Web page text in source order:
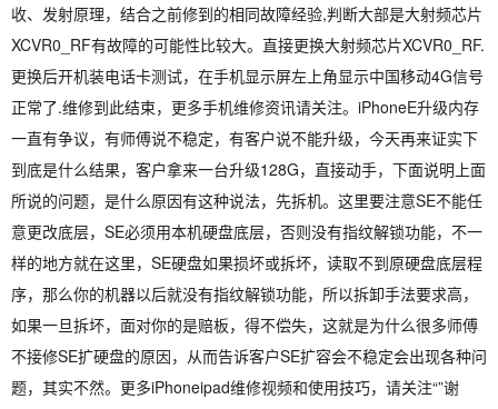
收、发射原理，结合之前修到的相同故障经验,判断大部是大射频芯片
XCVR0_RF有故障的可能性比较大。直接更换大射频芯片XCVR0_RF.
更换后开机装电话卡测试，在手机显示屏左上角显示中国移动4G信号
正常了.维修到此结束，更多手机维修资讯请关注。iPhoneE升级内存
一直有争议，有师傅说不稳定，有客户说不能升级，今天再来证实下
到底是什么结果，客户拿来一台升级128G，直接动手，下面说明上面
所说的问题，是什么原因有这种说法，先拆机。这里要注意SE不能任
意更改底层，SE必须用本机硬盘底层，否则没有指纹解锁功能，不一
样的地方就在这里，SE硬盘如果损坏或拆坏，读取不到原硬盘底层程
序，那么你的机器以后就没有指纹解锁功能，所以拆卸手法要求高，
如果一旦拆坏，面对你的是赔板，得不偿失，这就是为什么很多师傅
不接修SE扩硬盘的原因，从而告诉客户SE扩容会不稳定会出现各种问
题，其实不然。更多iPhoneipad维修视频和使用技巧，请关注“”谢